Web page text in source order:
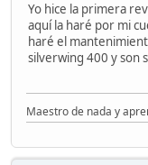
Yo hice la primera
aquí la haré por mi
haré el
silverwing 400 y son
Maestro de nada y